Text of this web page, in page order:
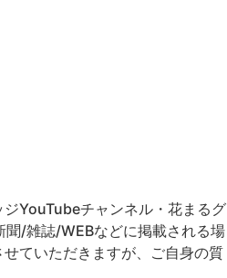
YouTubeチャンネル・花まるグ
/雑誌/WEBなどに掲載される場
ていただきますが、ご自身の質